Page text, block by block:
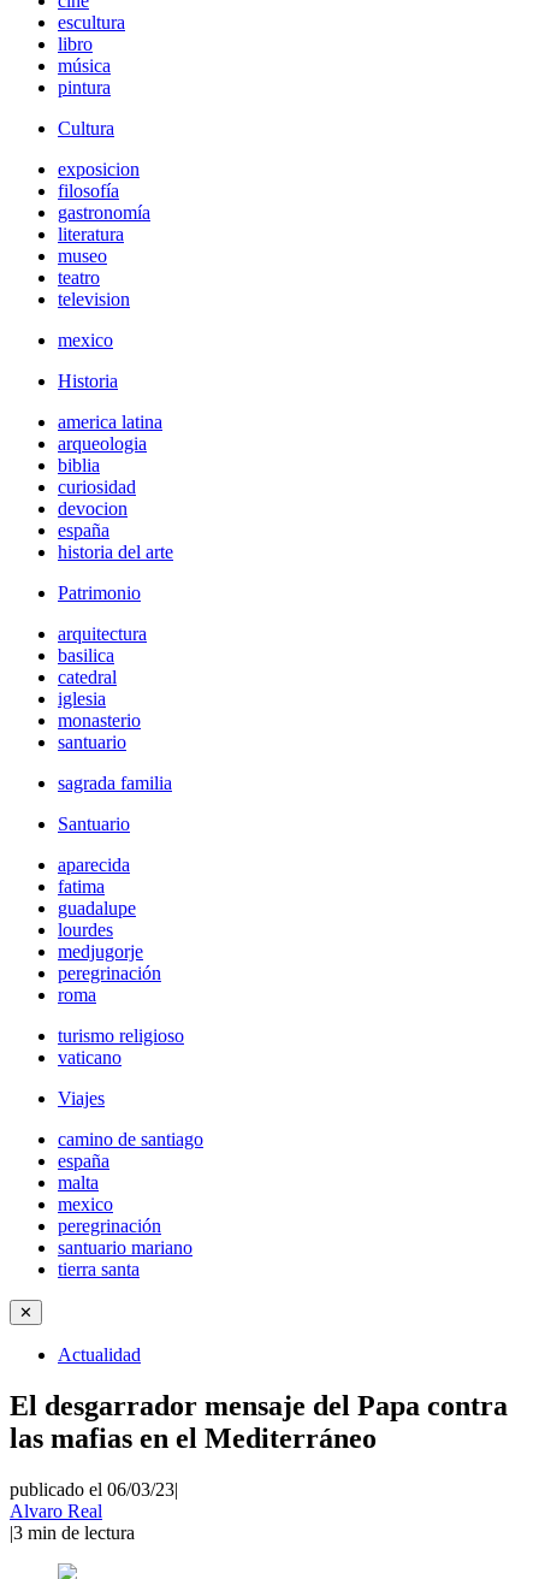
escultura
libro
música
pintura
Cultura
exposicion
filosofía
gastronomía
literatura
museo
teatro
television
mexico
Historia
america latina
arqueologia
biblia
curiosidad
devocion
españa
historia del arte
Patrimonio
arquitectura
basilica
catedral
iglesia
monasterio
santuario
sagrada familia
Santuario
aparecida
fatima
guadalupe
lourdes
medjugorje
peregrinación
roma
turismo religioso
vaticano
Viajes
camino de santiago
españa
malta
mexico
peregrinación
santuario mariano
tierra santa
✕
Actualidad
El desgarrador mensaje del Papa contra
las mafias en el Mediterráneo
publicado el 06/03/23|
Alvaro Real
|3 min de lectura